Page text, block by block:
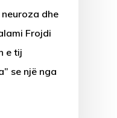
dhe
Frojdi
e tij
se një nga